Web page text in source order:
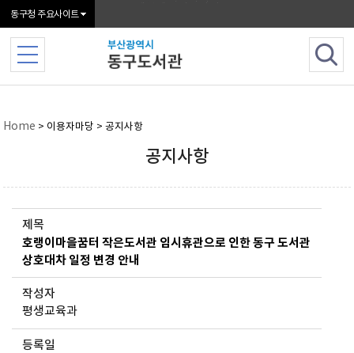
동구청 주요사이트
Home > 이용자마당 > 공지사항
공지사항
제목
호랭이마을꿈터 작은도서관 임시휴관으로 인한 동구 도서관
상호대차 일정 변경 안내
작성자
평생교육과
등록일